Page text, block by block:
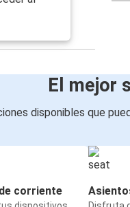
El mejor
disponibles que
corriente